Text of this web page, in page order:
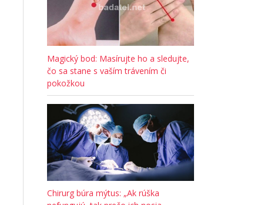
Magický bod: Masírujte ho a sledujte,
čo sa stane s vaším trávením či
pokožkou
Chirurg búra mýtus: „Ak rúška